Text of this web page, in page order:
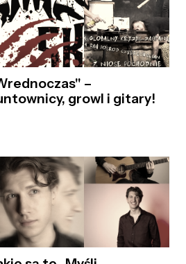
–
growl i gitary!